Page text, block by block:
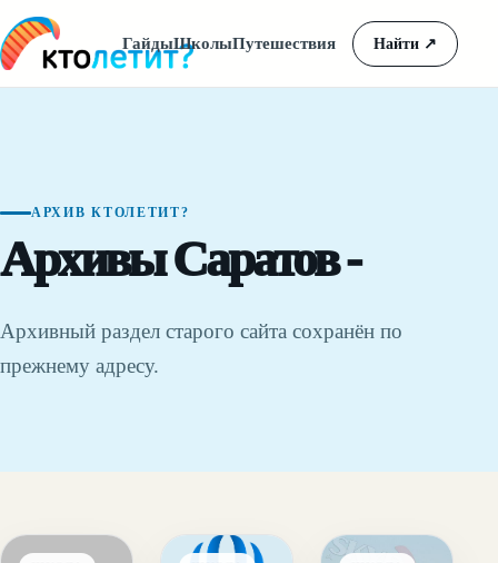
ГайдыШколыПутешествия Найти ↗
АРХИВ КТОЛЕТИТ?
Архивы Саратов -
Архивный раздел старого сайта сохранён по
прежнему адресу.